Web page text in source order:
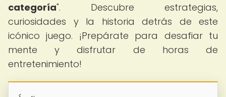
categoría". Descubre estrategias,
curiosidades y la historia detrás de este
icónico juego. ¡Prepárate para desafiar tu
mente y disfrutar de horas de
entretenimiento!